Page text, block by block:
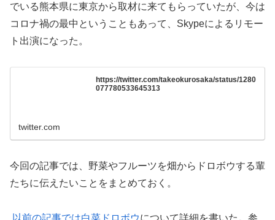
でいる熊本県に東京から取材に来てもらっていたが、今は
コロナ禍の最中ということもあって、Skypeによるリモー
ト出演になった。
https://twitter.com/takeokurosaka/status/1280
077780533645313
twitter.com
今回の記事では、野菜やフルーツを畑からドロボウする輩
たちに伝えたいことをまとめておく。